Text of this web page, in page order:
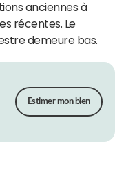
anciennes à
récentes. Le
demeure bas.
Estimer mon bien